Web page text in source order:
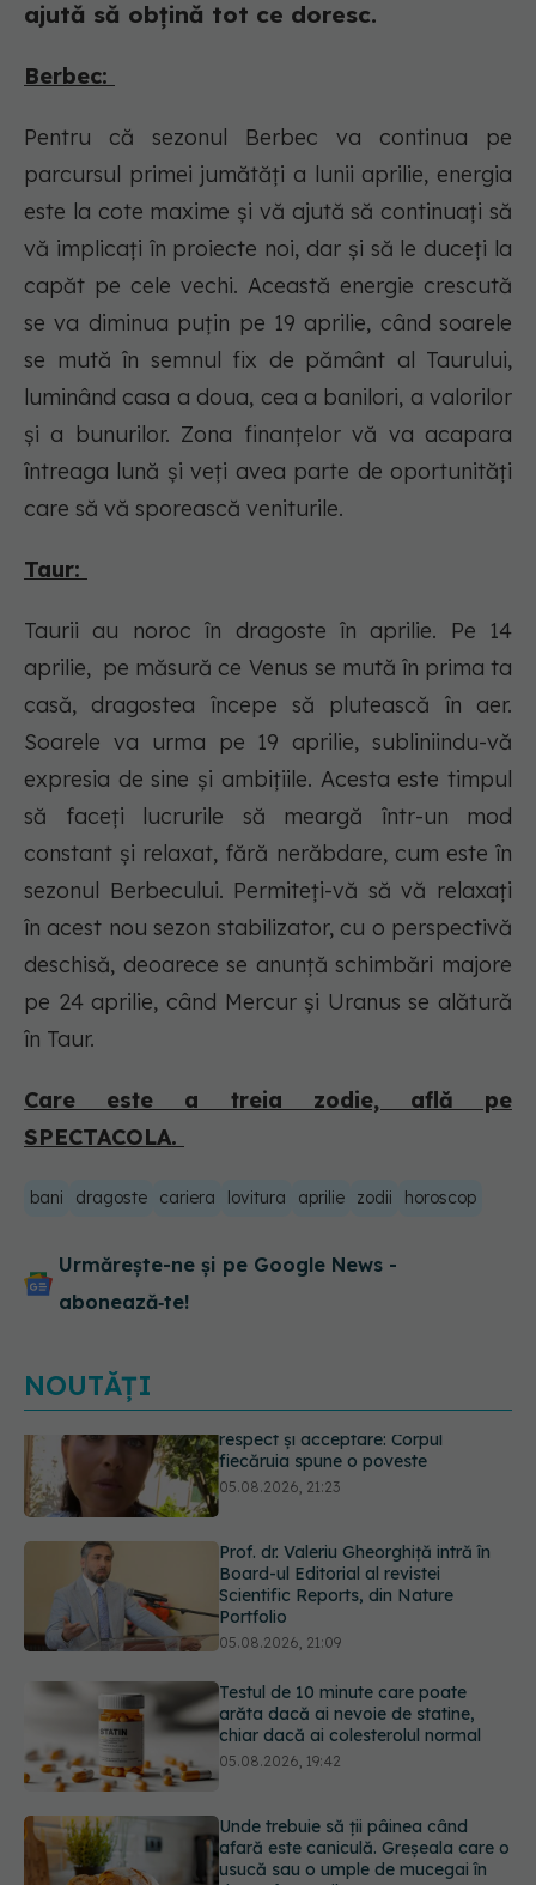
ajută să obțină tot ce doresc.
Berbec:
Pentru că sezonul Berbec va continua pe
parcursul primei jumătăți a lunii aprilie, energia
este la cote maxime și vă ajută să continuați să
vă implicați în proiecte noi, dar și să le duceți la
capăt pe cele vechi. Această energie crescută
se va diminua puțin pe 19 aprilie, când soarele
se mută în semnul fix de pământ al Taurului,
luminând casa a doua, cea a banilori, a valorilor
și a bunurilor. Zona finanțelor vă va acapara
întreaga lună și veți avea parte de oportunități
care să vă sporească veniturile.
Taur:
Taurii au noroc în dragoste în aprilie. Pe 14
aprilie, pe măsură ce Venus se mută în prima ta
casă, dragostea începe să plutească în aer.
Soarele va urma pe 19 aprilie, subliniindu-vă
expresia de sine și ambițiile. Acesta este timpul
să faceți lucrurile să meargă într-un mod
constant și relaxat, fără nerăbdare, cum este în
sezonul Berbecului. Permiteți-vă să vă relaxați
în acest nou sezon stabilizator, cu o perspectivă
deschisă, deoarece se anunță schimbări majore
pe 24 aprilie, când Mercur și Uranus se alătură
în Taur.
Care este a treia zodie, află pe
SPECTACOLA.
bani dragoste cariera lovitura aprilie zodii horoscop
Urmărește-ne și pe Google News -
abonează‑te!
NOUTĂȚI
Prof. dr. Valeriu Gheorghiță intră în
Board-ul Editorial al revistei
05.08.2026, 21:09
Testul de 10 minute care poate
chiar dacă ai colesterolul normal
Unde trebuie să ții pâinea când
afară este caniculă. Greșeala care o
05.08.2026, 18:33